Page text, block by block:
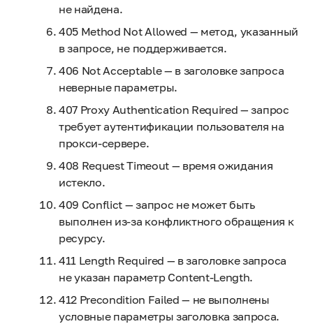
не найдена.
405 Method Not Allowed — метод, указанный
в запросе, не поддерживается.
406 Not Acceptable — в заголовке запроса
неверные параметры.
407 Proxy Authentication Required — запрос
требует аутентификации пользователя на
прокси-сервере.
408 Request Timeout — время ожидания
истекло.
409 Conflict — запрос не может быть
выполнен из-за конфликтного обращения к
ресурсу.
411 Length Required — в заголовке запроса
не указан параметр Content-Length.
412 Precondition Failed — не выполнены
условные параметры заголовка запроса.